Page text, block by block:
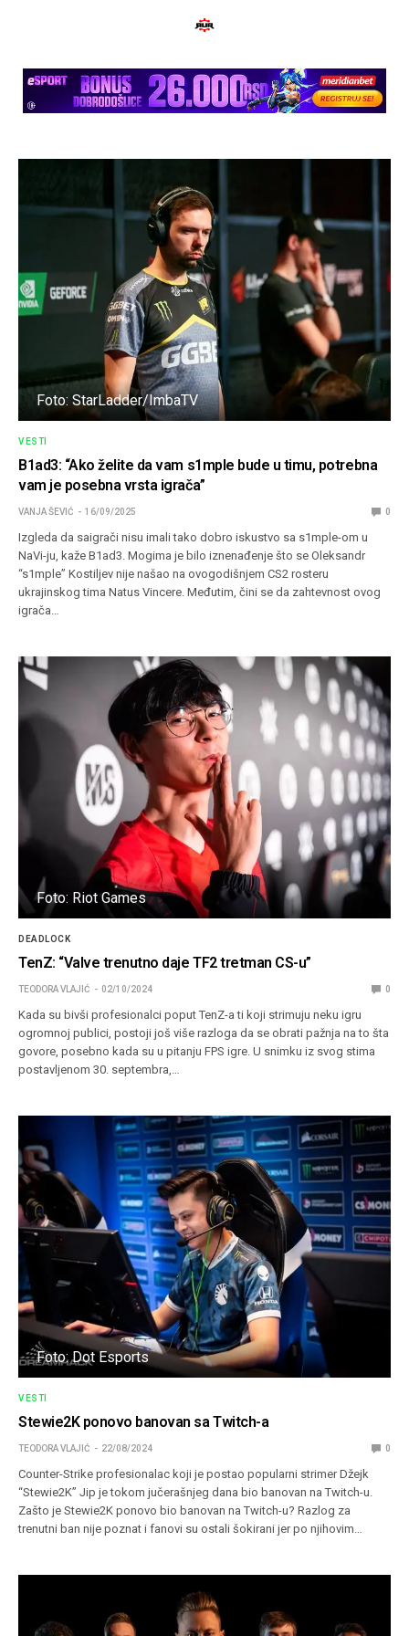
Foto: StarLadder/ImbaTV
VESTI
B1ad3: “Ako želite da vam s1mple bude u timu, potrebna
vam je posebna vrsta igrača”
VANJA ŠEVIĆ 16/09/2025 0
Izgleda da saigrači nisu imali tako dobro iskustvo sa s1mple-om u
NaVi-ju, kaže B1ad3. Mogima je bilo iznenađenje što se Oleksandr
“s1mple” Kostiljev nije našao na ovogodišnjem CS2 rosteru
ukrajinskog tima Natus Vincere. Međutim, čini se da zahtevnost ovog
igrača…
Foto: Riot Games
DEADLOCK
TenZ: “Valve trenutno daje TF2 tretman CS-u”
TEODORA VLAJIĆ 02/10/2024 0
Kada su bivši profesionalci poput TenZ-a ti koji strimuju neku igru
ogromnoj publici, postoji još više razloga da se obrati pažnja na to šta
govore, posebno kada su u pitanju FPS igre. U snimku iz svog stima
postavljenom 30. septembra,…
Foto: Dot Esports
VESTI
Stewie2K ponovo banovan sa Twitch-a
TEODORA VLAJIĆ 22/08/2024 0
Counter-Strike profesionalac koji je postao popularni strimer Džejk
“Stewie2K” Jip je tokom jučerašnjeg dana bio banovan na Twitch-u.
Zašto je Stewie2K ponovo bio banovan na Twitch-u? Razlog za
trenutni ban nije poznat i fanovi su ostali šokirani jer po njihovim…